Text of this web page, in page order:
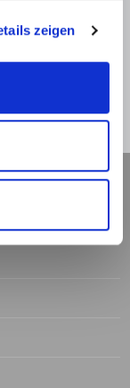
zeigen